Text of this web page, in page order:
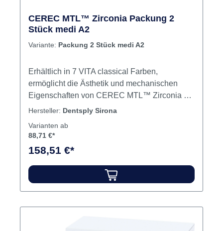
requests@dentsplysirona.com. Inhalt Blöcke
CEREC MTL™ Zirconia Packung 2
Stück medi A2
Variante: Packung 2 Stück medi A2
Erhältlich in 7 VITA classical Farben,
ermöglicht die Ästhetik und mechanischen
Eigenschaften von CEREC MTL™ Zirconia die
Herstellung von vollanatomischen Kronen,
Material ist in zwei Größen (mono und medi)
Brücken mit bis zu drei Gliedern herstellen.
Hochfeste, voreingefärbte Multilayer Zirkonoxid
Block für CEREC CAD/CAM-Systeme Hohe
Ästhetik durch den stufenlosen Farbverlauf
Hersteller: Dentsply Sirona
Varianten ab
88,71 €*
158,51 €*